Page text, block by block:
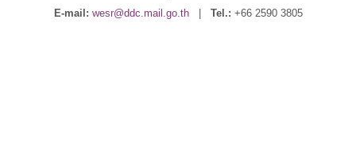
E-mail: wesr@ddc.mail.go.th| Tel.: +66 2590 3805